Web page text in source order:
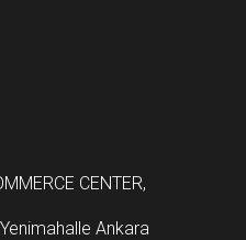
CENTER,
Ankara